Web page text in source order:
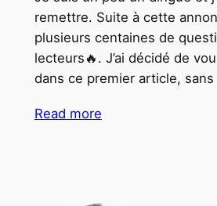
remettre. Suite à cette
plusieurs centaines de
lecteurs🔥. J’ai décidé de
dans ce premier article, sans
Read more